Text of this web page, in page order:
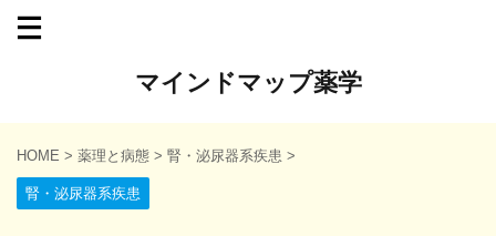
マインドマップ薬学
HOME > 薬理と病態 > 腎・泌尿器系疾患 >
腎・泌尿器系疾患